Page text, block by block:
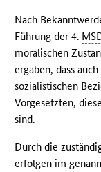
Nach
Führung der 4.
moralischen
ergaben, dass
sozialistischen
Vorgesetzten,
sind.
Durch die
erfolgen im